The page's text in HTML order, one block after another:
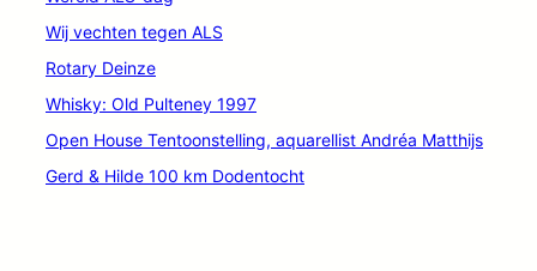
Wij vechten tegen ALS
Rotary Deinze
Whisky: Old Pulteney 1997
Open House Tentoonstelling, aquarellist Andréa Matthijs
Gerd & Hilde 100 km Dodentocht